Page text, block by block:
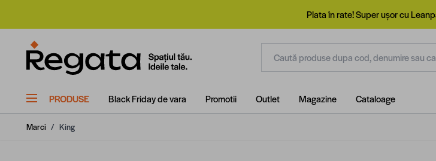
Plata în rate! Super ușor cu
PRODUSE Black Friday de vara Promotii Outlet Magazine Cataloage
Marci / King